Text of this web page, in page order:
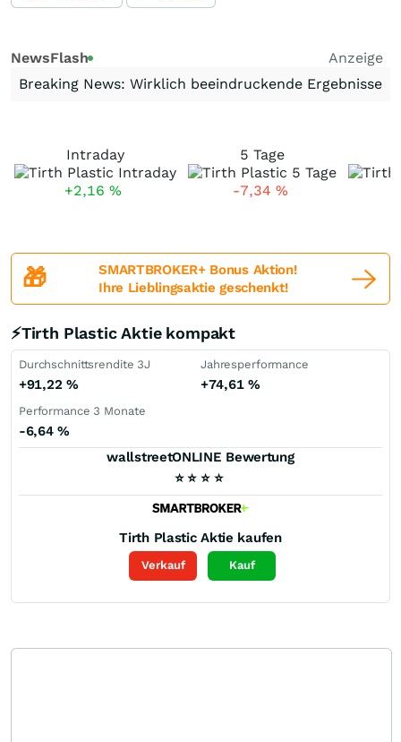
NewsFlash
Anzeige
Breaking News: Wirklich beeindruckende Ergebnisse
Intraday
+2,16 %
5 Tage
-7,34 %
🎁
SMARTBROKER+ Bonus Aktion!
Ihre Lieblingsaktie geschenkt!
⚡Tirth Plastic Aktie kompakt
Durchschnittsrendite 3J
+91,22 %
Jahresperformance
+74,61 %
Performance 3 Monate
-6,64%
wallstreetONLINE Bewertung
⭐ ⭐ ⭐ ⭐
Tirth Plastic Aktie kaufen
Verkauf Kauf